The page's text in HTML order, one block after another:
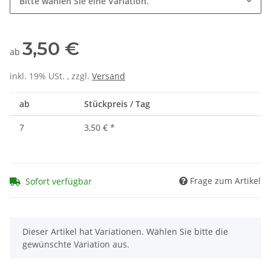
ab 3,50 €
inkl. 19% USt. , zzgl. Versand
ab Stückpreis / Tag
7 3,50 € *
Sofort verfügbar Frage zum Artikel
x
Dieser Artikel hat Variationen. Wählen Sie bitte die
gewünschte Variation aus.